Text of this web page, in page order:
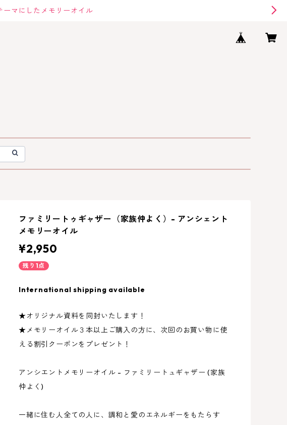
ーマにしたメモリーオイル
ファミリートゥギャザー（家族仲よく）- アンシェント
メモリーオイル
¥2,950
残り1点
International shipping available
★オリジナル資料を同封いたします！
★メモリーオイル３本以上ご購入の方に、次回のお買い物に使
える割引クーポンをプレゼント！
アンシエントメモリーオイル - ファミリートュギャザー (家族
仲よく)
一緒に住む人全ての人に、調和と愛のエネルギーをもたらす